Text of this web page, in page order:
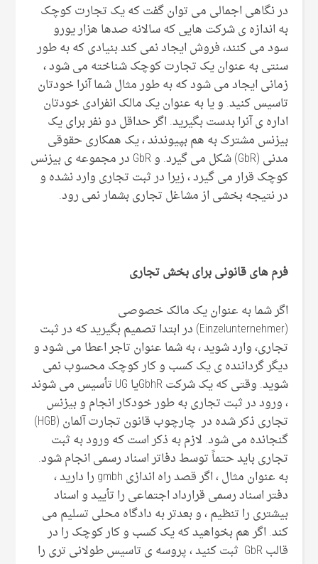
در نگاهی اجمالی می توان گفت که یک تجارت کوچک
به اندازه ی شرکت هایی که سالانه صدها هزار یورو
سود می کنند، فروش ایجاد نمی کند.بنیادی که به طور
سنتی به عنوان یک تجارت کوچک شناخته می شود ،
زمانی ایجاد می شود که به طور مثال شما آنرا خودتان
تاسیس کنید. و یا به عنوان یک مالک انفرادی خودتان
اداره ی آنرا بدست بگیرید. اگر حداقل دو نفر برای یک
بیزنس مشترک به هم بپیوندند ، یک همکاری حقوقی
مدنی (GbR) شکل می گیرد. و GbR در مجموعه ی بیزنس
کوچک قرار می گیرد ، زیرا در ثبت تجاری وارد نشده و
در نتیجه بخشی از مشاغل تجاری بشمار نمی رود.
فرم های قانونی برای بخش تجاری
اگر شما به عنوان یک مالک خصوصی
(Einzelunternehmer) در ابتدا تصمیم بگیرید که در ثبت
تجاری، وارد شوید ، به شما عنوان تاجر اعطا می شود و
دیگر گرداننده ی یک کسب و کار کوچک محسوب نمی
شوید. وقتی که یک شرکت GbhRیا UG تأسیس می شوند
، ورود در ثبت تجاری به طور خودکار انجام و بیزنس
تجاری ذکر شده در چارچوب قانون تجارت آلمان (HGB)
گنجانده می شود. لازم به ذکر است که ورود به ثبت
تجاری باید حتماً توسط دفاتر اسناد رسمی انجام شود.
به عنوان مثال ، اگر قصد راه اندازی gmbh را دارید ،
دفتر اسناد رسمی قرارداد اجتماعی را تأیید و اسناد
بیشتری را تنظیم ، و بعدتر به دادگاه محلی تسلیم می
کند. اگر هم بخواهید که یک کسب و کار کوچک را در
قالب GbR ثبت کنید ، پروسه ی تاسیس طولانی تری را